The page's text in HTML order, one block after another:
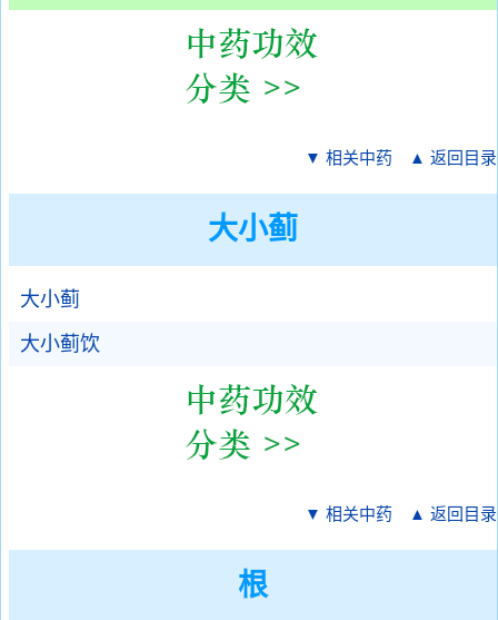
▼ 相关中药 ▲ 返回目录
大小蓟
大小蓟
大小蓟饮
▼ 相关中药 ▲ 返回目录
根